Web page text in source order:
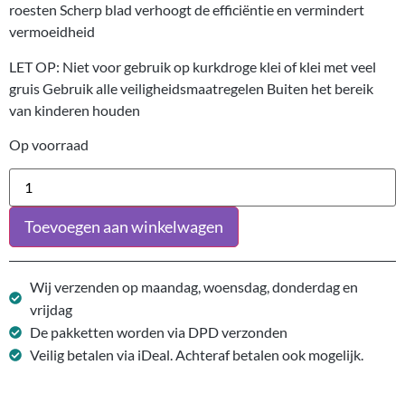
roesten Scherp blad verhoogt de efficiëntie en vermindert
vermoeidheid
LET OP: Niet voor gebruik op kurkdroge klei of klei met veel
gruis Gebruik alle veiligheidsmaatregelen Buiten het bereik
van kinderen houden
Op voorraad
Toevoegen aan winkelwagen
Wij verzenden op maandag, woensdag, donderdag en
vrijdag
De pakketten worden via DPD verzonden
Veilig betalen via iDeal. Achteraf betalen ook mogelijk.